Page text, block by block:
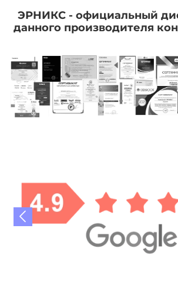
ЭРНИКС - официальный
данного производителя